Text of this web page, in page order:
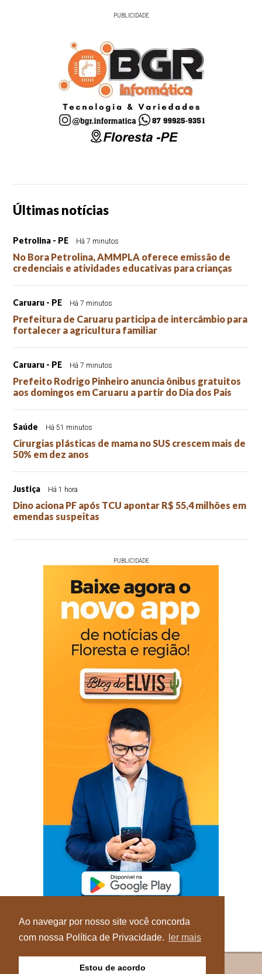
Ao navegar por nosso site você concorda
com nossa Política de Privacidade.
ler mais
Estou de acordo
PUBLICIDADE
Últimas notícias
Petrolina - PE Há 7 minutos
No Bora Petrolina, AMMPLA oferece emissão de
credenciais e atividades educativas para crianças
Caruaru - PE Há 7 minutos
Prefeitura de Caruaru participa de intercâmbio para
fortalecer a agricultura familiar
Caruaru - PE Há 7 minutos
Prefeito Rodrigo Pinheiro anuncia ônibus gratuitos
aos domingos em Caruaru a partir do Dia dos Pais
Saúde Há 51 minutos
Cirurgias plásticas de mama no SUS crescem mais de
50% em dez anos
Justiça Há 1 hora
Dino aciona PF após TCU apontar R$ 55,4 milhões em
emendas suspeitas
PUBLICIDADE